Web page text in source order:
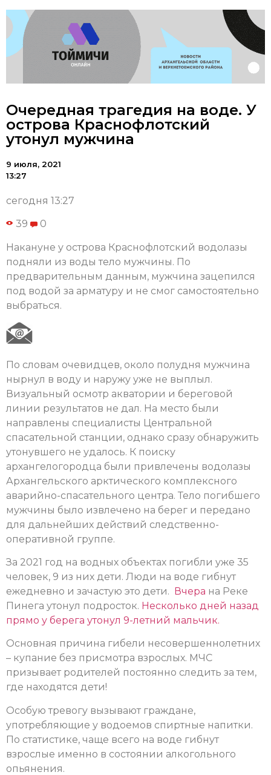
Очередная трагедия на воде. У
острова Краснофлотский
утонул мужчина
9 июля, 2021
13:27
сегодня 13:27
39 0
Накануне у острова Краснофлотский водолазы
подняли из воды тело мужчины. По
предварительным данным, мужчина зацепился
под водой за арматуру и не смог самостоятельно
выбраться.
По словам очевидцев, около полудня мужчина
нырнул в воду и наружу уже не выплыл.
Визуальный осмотр акватории и береговой
линии результатов не дал. На место были
направлены специалисты Центральной
спасательной станции, однако сразу обнаружить
утонувшего не удалось. К поиску
архангелогородца были привлечены водолазы
Архангельского арктического комплексного
аварийно-спасательного центра. Тело погибшего
мужчины было извлечено на берег и передано
для дальнейших действий следственно-
оперативной группе.
За 2021 год на водных объектах погибли уже 35
человек, 9 из них дети. Люди на воде гибнут
ежедневно и зачастую это дети. Вчера на Реке
Пинега утонул подросток. Несколько дней назад
прямо у берега утонул 9-летний мальчик.
Основная причина гибели несовершеннолетних
– купание без присмотра взрослых. МЧС
призывает родителей постоянно следить за тем,
где находятся дети!
Особую тревогу вызывают граждане,
употребляющие у водоемов спиртные напитки.
По статистике, чаще всего на воде гибнут
взрослые именно в состоянии алкогольного
опьянения.